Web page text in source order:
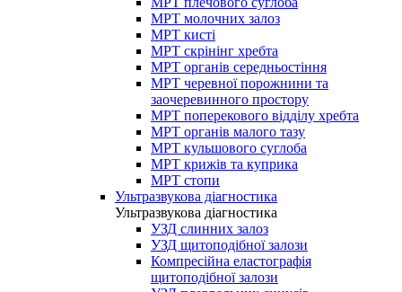
МРТ молочних залоз
МРТ кисті
МРТ скрінінг хребта
МРТ органів середньостіння
МРТ черевної порожнини та
заочеревинного простору
МРТ поперекового відділу хребта
МРТ органів малого тазу
МРТ кульшового суглоба
МРТ крижів та куприка
МРТ стопи
Ультразвукова діагностика
Ультразвукова діагностика
УЗД слинних залоз
УЗД щитоподібної залози
Компресійна еластографія
щитоподібної залози